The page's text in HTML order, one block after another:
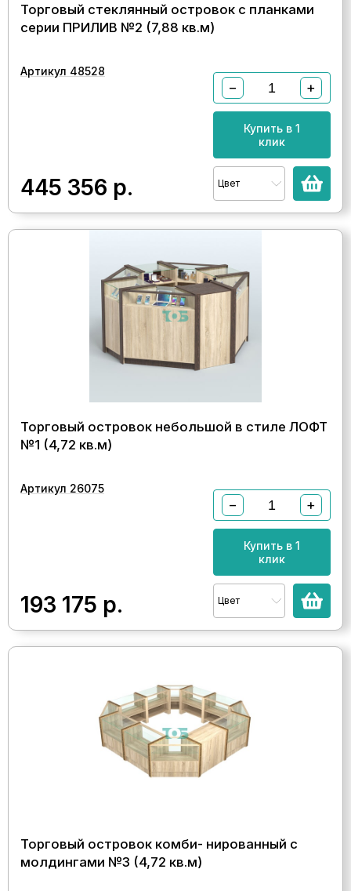
Торговый стеклянный островок с планками
серии ПРИЛИВ №2 (7,88 кв.м)
Артикул 48528
445 356 р.
− +
Купить в 1
клик
Цвет
Торговый островок небольшой в стиле ЛОФТ
№1 (4,72 кв.м)
Артикул 26075
193 175 р.
− +
Купить в 1
клик
Цвет
Торговый островок комби- нированный с
молдингами №3 (4,72 кв.м)